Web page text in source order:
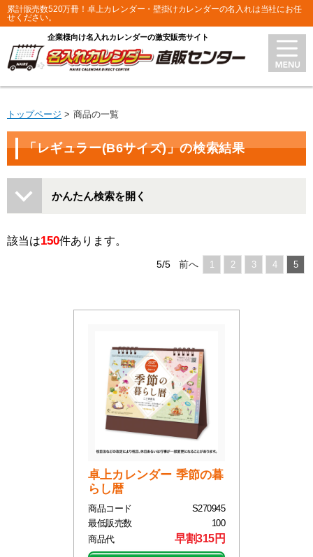
累計販売数520万冊！卓上カレンダー・壁掛けカレンダーの名入れは当社にお任
せください。
企業様向け名入れカレンダーの激安販売サイト
トップページ 商品の一覧
「レギュラー(B6サイズ)」の検索結果
かんたん検索を開く
該当は150件あります。
5/5 前へ 1 2 3 4 5
卓上カレンダー 季節の暮
らし暦
商品コード
S270945
最低販売数
100
商品代
早割315円